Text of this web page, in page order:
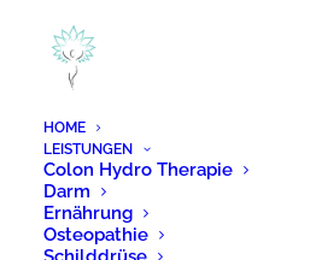
HOME
LEISTUNGEN
Colon Hydro Therapie
Darm
Ernährung
Osteopathie